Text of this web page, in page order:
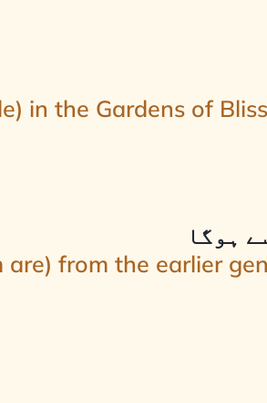
in the Gardens of
ہوگا
are) from the earlier